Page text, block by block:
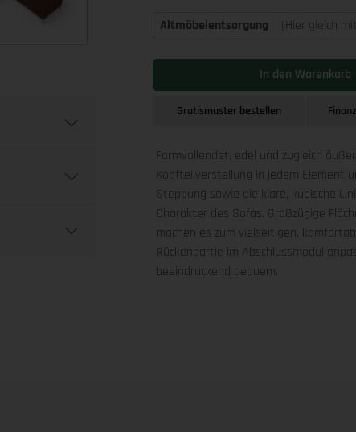
Altmöbelentsorgung (Hier gleich
In den Warenkorb
Gratismuster bestellen
Formvollendet, edel und zugleich
Kopfteilverstellung in jedem Element
Steppung sowie die klare, kubische
Charakter des Sofas. Großzügige
machen es zum vielseitigen,
Rückenpartie im Abschlussmodul
beeindruckend bequem.